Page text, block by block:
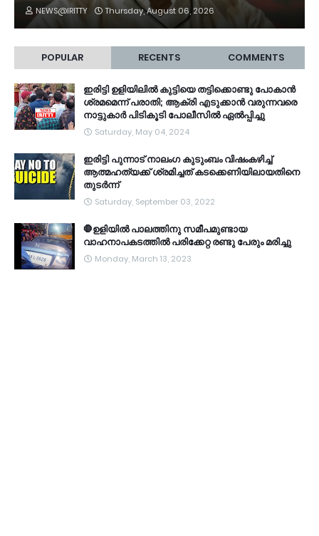
NEWS@IRITTY Thursday, August 06, 2026
POPULAR RECENTS COMMENTS
ഇരിട്ടി ഉളിയിലിൽ കുട്ടിയെ തട്ടിക്കൊണ്ടു പോകാൻ
ശ്രമമെന്ന് പരാതി; ആക്രി എടുക്കാൻ വരുന്നവരെ
നാട്ടുകാർ പിടികൂടി പോലീസിൽ ഏൽപ്പിച്ചു
Saturday, May 04, 2024
ഇരിട്ടി പുന്നാട് നാലംഗ കുടുംബം വിഷംകഴിച്ച്‌
ആത്മഹത്യക്ക് ശ്രമിച്ചത് കടക്കെണിയിലായതിനെ
തുടർന്ന്
Saturday, September 03, 2022
🛑ഉളിയിൽ പാലത്തിനു സമീപമുണ്ടായ
വാഹനാപകടത്തിൽ പരിക്കേറ്റ രണ്ടു പേരും മരിച്ചു
Monday, March 13, 2023